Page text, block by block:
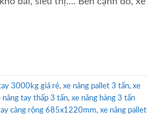
3000kg giá rẻ, xe nâng pallet 3 tấn, xe
nâng tay thấp 3 tấn, xe nâng hàng 3 tấn
càng rộng 685x1220mm, xe nâng pallet